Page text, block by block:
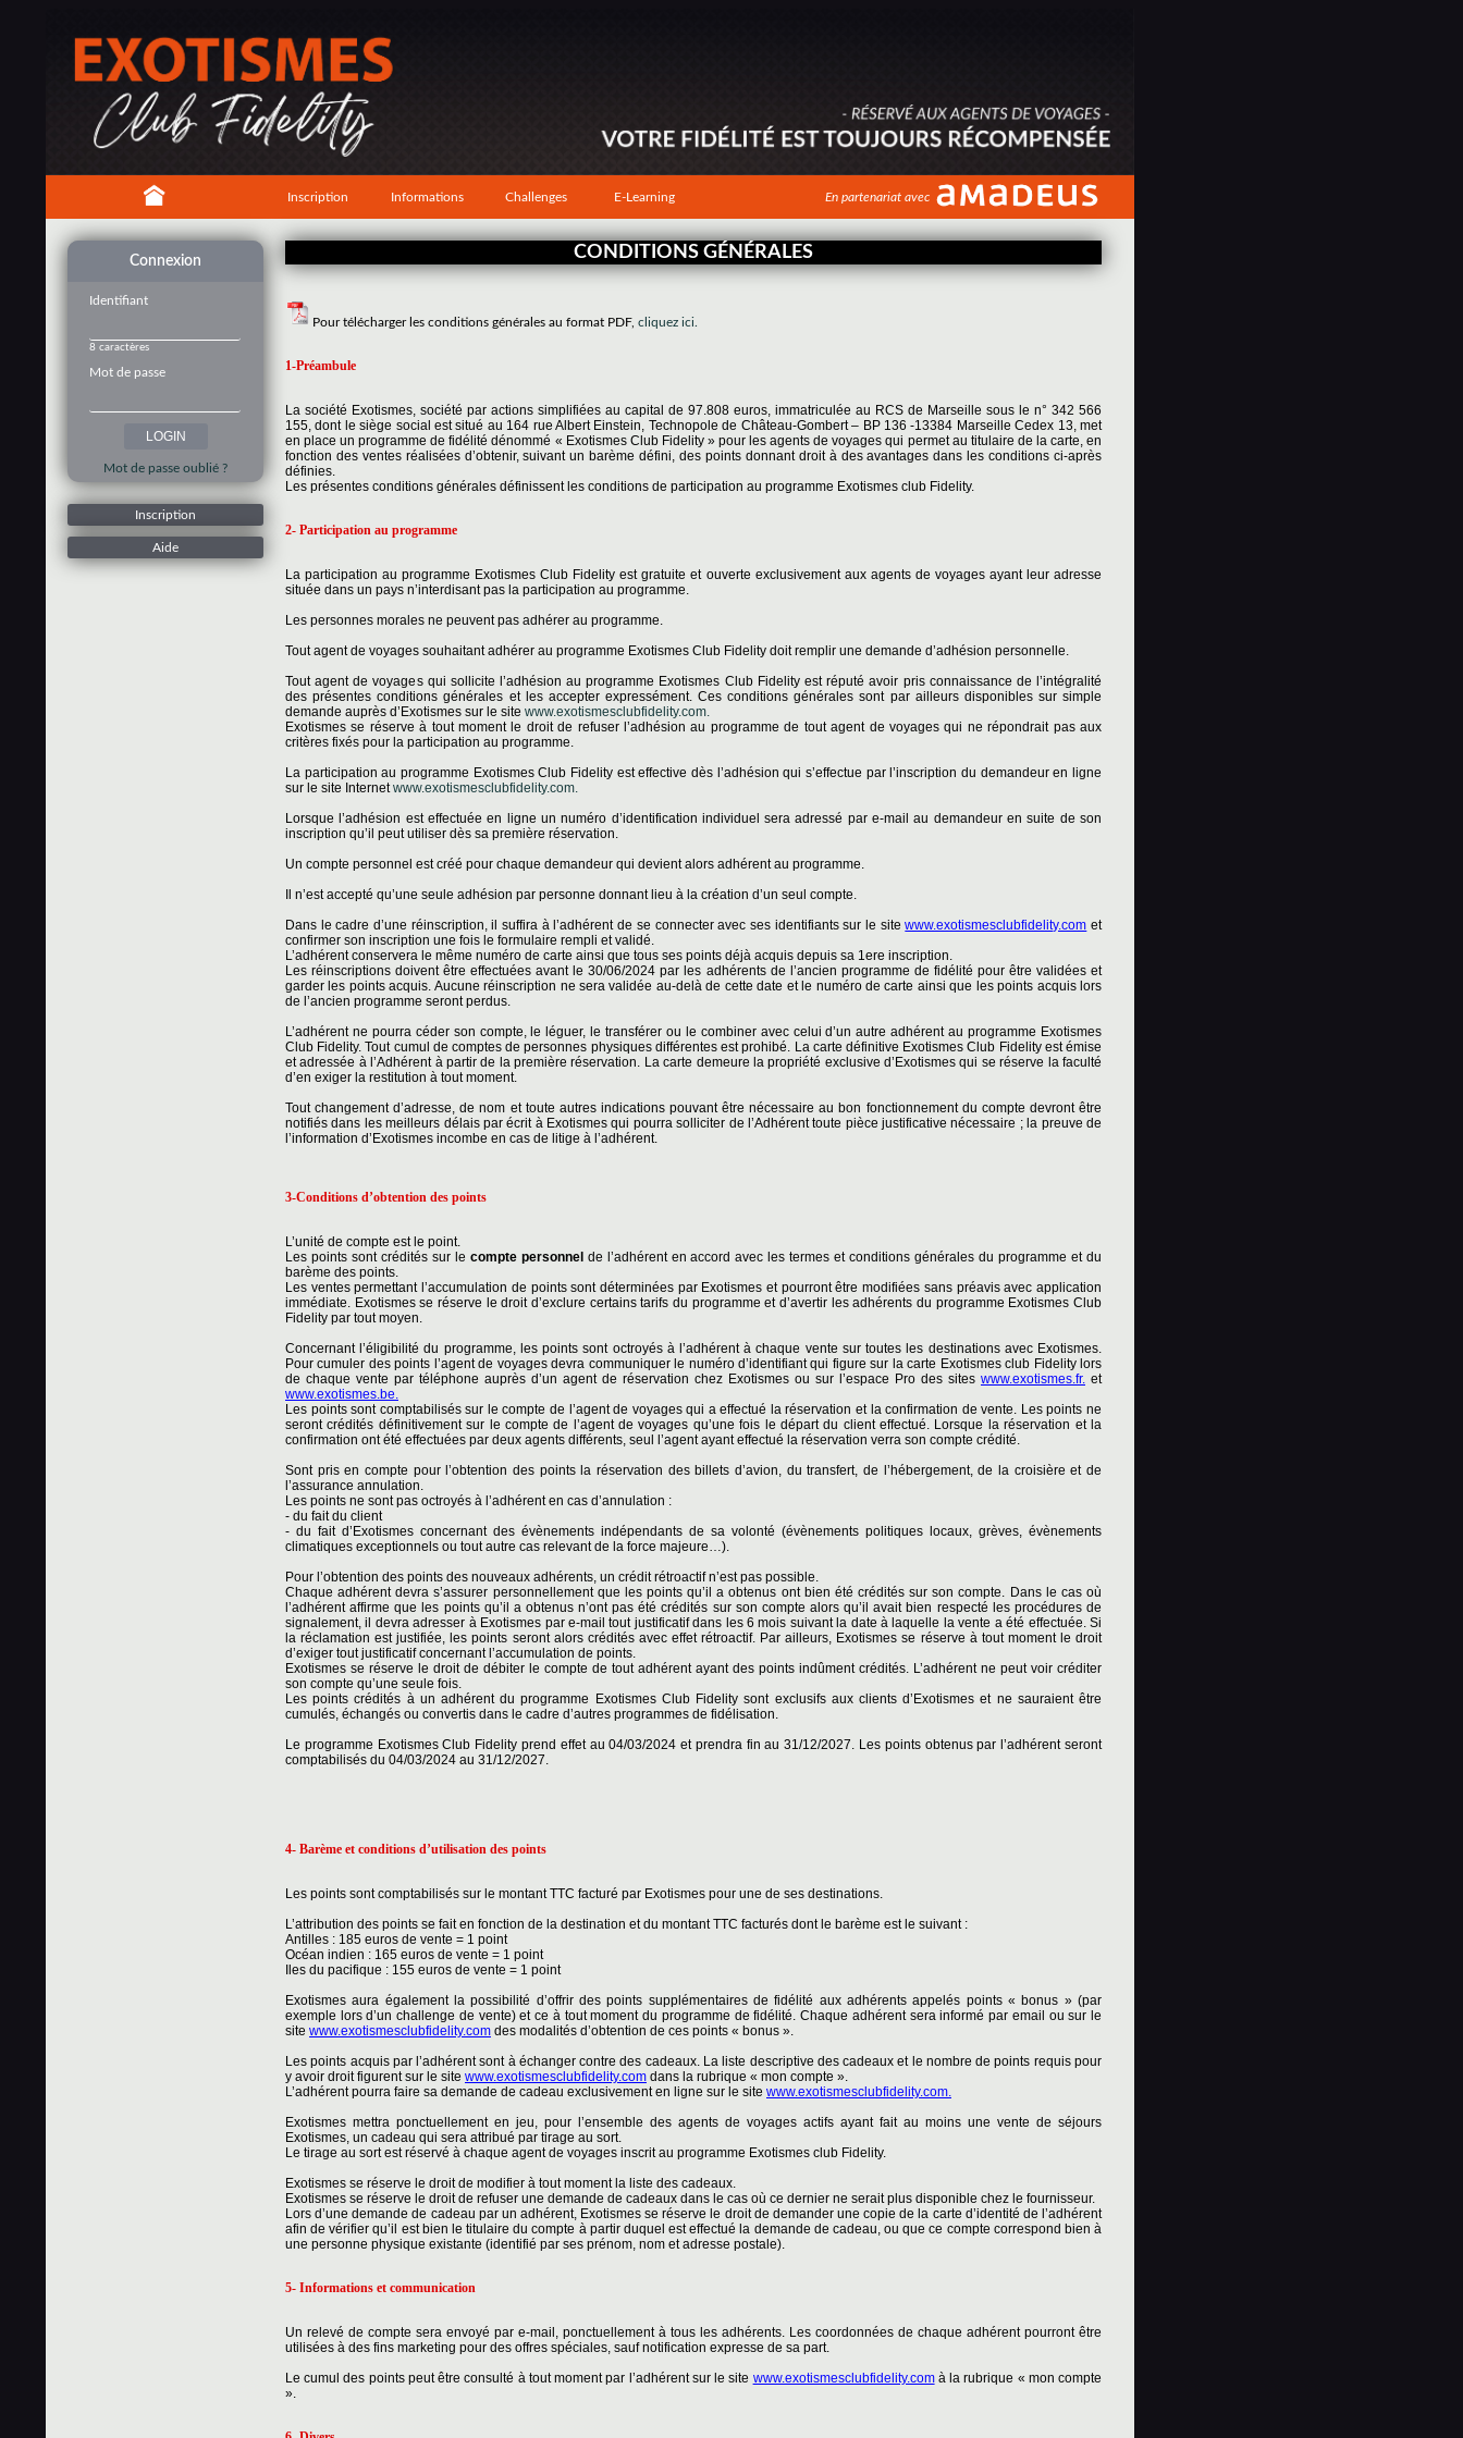
Inscription Informations Challenges E-Learning En partenariat avec
Connexion
Identifiant
8 caractères
Mot de passe
Mot de passe oublié ?
Inscription
Aide
CONDITIONS GÉNÉRALES
Pour télécharger les conditions générales au format PDF, cliquez ici.
1-Préambule
La société Exotismes, société par actions simplifiées au capital de 97.808 euros, immatriculée au RCS de Marseille sous le n° 342 566
155, dont le siège social est situé au 164 rue Albert Einstein, Technopole de Château-Gombert – BP 136 -13384 Marseille Cedex 13, met
en place un programme de fidélité dénommé « Exotismes Club Fidelity » pour les agents de voyages qui permet au titulaire de la carte, en
fonction des ventes réalisées d’obtenir, suivant un barème défini, des points donnant droit à des avantages dans les conditions ci-après
définies.
Les présentes conditions générales définissent les conditions de participation au programme Exotismes club Fidelity.
2- Participation au programme
La participation au programme Exotismes Club Fidelity est gratuite et ouverte exclusivement aux agents de voyages ayant leur adresse
située dans un pays n’interdisant pas la participation au programme.
Les personnes morales ne peuvent pas adhérer au programme.
Tout agent de voyages souhaitant adhérer au programme Exotismes Club Fidelity doit remplir une demande d’adhésion personnelle.
Tout agent de voyages qui sollicite l’adhésion au programme Exotismes Club Fidelity est réputé avoir pris connaissance de l’intégralité
des présentes conditions générales et les accepter expressément. Ces conditions générales sont par ailleurs disponibles sur simple
demande auprès d’Exotismes sur le site www.exotismesclubfidelity.com.
Exotismes se réserve à tout moment le droit de refuser l’adhésion au programme de tout agent de voyages qui ne répondrait pas aux
critères fixés pour la participation au programme.
La participation au programme Exotismes Club Fidelity est effective dès l’adhésion qui s’effectue par l’inscription du demandeur en ligne
sur le site Internetwww.exotismesclubfidelity.com.
Lorsque l’adhésion est effectuée en ligne un numéro d’identification individuel sera adressé par e-mail au demandeur en suite de son
inscription qu’il peut utiliser dès sa première réservation.
Un compte personnel est créé pour chaque demandeur qui devient alors adhérent au programme.
Il n’est accepté qu’une seule adhésion par personne donnant lieu à la création d’un seul compte.
Dans le cadre d’une réinscription, il suffira à l’adhérent de se connecter avec ses identifiants sur le sitewww.exotismesclubfidelity.com et
confirmer son inscription une fois le formulaire rempli et validé.
L’adhérent conservera le même numéro de carte ainsi que tous ses points déjà acquis depuis sa 1ere inscription.
Les réinscriptions doivent être effectuées avant le 30/06/2024 par les adhérents de l’ancien programme de fidélité pour être validées et
garder les points acquis. Aucune réinscription ne sera validée au-delà de cette date et le numéro de carte ainsi que les points acquis lors
de l’ancien programme seront perdus.
L’adhérent ne pourra céder son compte, le léguer, le transférer ou le combiner avec celui d’un autre adhérent au programme Exotismes
Club Fidelity. Tout cumul de comptes de personnes physiques différentes est prohibé. La carte définitive Exotismes Club Fidelity est émise
et adressée à l’Adhérent à partir de la première réservation. La carte demeure la propriété exclusive d’Exotismes qui se réserve la faculté
d’en exiger la restitution à tout moment.
Tout changement d’adresse, de nom et toute autres indications pouvant être nécessaire au bon fonctionnement du compte devront être
notifiés dans les meilleurs délais par écrit à Exotismes qui pourra solliciter de l’Adhérent toute pièce justificative nécessaire ; la preuve de
l’information d’Exotismes incombe en cas de litige à l’adhérent.
3-Conditions d’obtention des points
L’unité de compte est le point.
Les points sont crédités sur le compte personnel de l’adhérent en accord avec les termes et conditions générales du programme et du
barème des points.
Les ventes permettant l’accumulation de points sont déterminées par Exotismes et pourront être modifiées sans préavis avec application
immédiate. Exotismes se réserve le droit d’exclure certains tarifs du programme et d’avertir les adhérents du programme Exotismes Club
Fidelity par tout moyen.
Concernant l’éligibilité du programme, les points sont octroyés à l’adhérent à chaque vente sur toutes les destinations avec Exotismes.
Pour cumuler des points l’agent de voyages devra communiquer le numéro d’identifiant qui figure sur la carte Exotismes club Fidelity lors
de chaque vente par téléphone auprès d’un agent de réservation chez Exotismes ou sur l’espace Pro des sites www.exotismes.fr. et
www.exotismes.be.
Les points sont comptabilisés sur le compte de l’agent de voyages qui a effectué la réservation et la confirmation de vente. Les points ne
seront crédités définitivement sur le compte de l’agent de voyages qu’une fois le départ du client effectué. Lorsque la réservation et la
confirmation ont été effectuées par deux agents différents, seul l’agent ayant effectué la réservation verra son compte crédité.
Sont pris en compte pour l’obtention des points la réservation des billets d’avion, du transfert, de l’hébergement, de la croisière et de
l’assurance annulation.
Les points ne sont pas octroyés à l’adhérent en cas d’annulation :
- du fait du client
- du fait d’Exotismes concernant des évènements indépendants de sa volonté (évènements politiques locaux, grèves, évènements
climatiques exceptionnels ou tout autre cas relevant de la force majeure…).
Pour l’obtention des points des nouveaux adhérents, un crédit rétroactif n’est pas possible.
Chaque adhérent devra s’assurer personnellement que les points qu’il a obtenus ont bien été crédités sur son compte. Dans le cas où
l’adhérent affirme que les points qu’il a obtenus n’ont pas été crédités sur son compte alors qu’il avait bien respecté les procédures de
signalement, il devra adresser à Exotismes par e-mail tout justificatif dans les 6 mois suivant la date à laquelle la vente a été effectuée. Si
la réclamation est justifiée, les points seront alors crédités avec effet rétroactif. Par ailleurs, Exotismes se réserve à tout moment le droit
d’exiger tout justificatif concernant l’accumulation de points.
Exotismes se réserve le droit de débiter le compte de tout adhérent ayant des points indûment crédités. L’adhérent ne peut voir créditer
son compte qu’une seule fois.
Les points crédités à un adhérent du programme Exotismes Club Fidelity sont exclusifs aux clients d’Exotismes et ne sauraient être
cumulés, échangés ou convertis dans le cadre d’autres programmes de fidélisation.
Le programme Exotismes Club Fidelity prend effet au 04/03/2024 et prendra fin au 31/12/2027. Les points obtenus par l’adhérent seront
comptabilisés du 04/03/2024 au 31/12/2027.
4- Barème et conditions d’utilisation des points
Les points sont comptabilisés sur le montant TTC facturé par Exotismes pour une de ses destinations.
L’attribution des points se fait en fonction de la destination et du montant TTC facturés dont le barème est le suivant :
Antilles : 185 euros de vente = 1 point
Océan indien : 165 euros de vente = 1 point
Iles du pacifique : 155 euros de vente = 1 point
Exotismes aura également la possibilité d’offrir des points supplémentaires de fidélité aux adhérents appelés points « bonus » (par
exemple lors d’un challenge de vente) et ce à tout moment du programme de fidélité. Chaque adhérent sera informé par email ou sur le
site www.exotismesclubfidelity.com des modalités d’obtention de ces points « bonus ».
Les points acquis par l’adhérent sont à échanger contre des cadeaux. La liste descriptive des cadeaux et le nombre de points requis pour
y avoir droit figurent sur le site www.exotismesclubfidelity.com dans la rubrique « mon compte ».
L’adhérent pourra faire sa demande de cadeau exclusivement en ligne sur le site www.exotismesclubfidelity.com.
Exotismes mettra ponctuellement en jeu, pour l’ensemble des agents de voyages actifs ayant fait au moins une vente de séjours
Exotismes, un cadeau qui sera attribué par tirage au sort.
Le tirage au sort est réservé à chaque agent de voyages inscrit au programme Exotismes club Fidelity.
Exotismes se réserve le droit de modifier à tout moment la liste des cadeaux.
Exotismes se réserve le droit de refuser une demande de cadeaux dans le cas où ce dernier ne serait plus disponible chez le fournisseur.
Lors d’une demande de cadeau par un adhérent, Exotismes se réserve le droit de demander une copie de la carte d’identité de l’adhérent
afin de vérifier qu’il est bien le titulaire du compte à partir duquel est effectué la demande de cadeau, ou que ce compte correspond bien à
une personne physique existante (identifié par ses prénom, nom et adresse postale).
5- Informations et communication
Un relevé de compte sera envoyé par e-mail, ponctuellement à tous les adhérents. Les coordonnées de chaque adhérent pourront être
utilisées à des fins marketing pour des offres spéciales, sauf notification expresse de sa part.
Le cumul des points peut être consulté à tout moment par l’adhérent sur le site www.exotismesclubfidelity.comà la rubrique « mon compte
».